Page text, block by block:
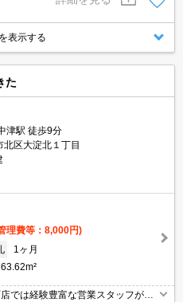
０－８２１－２６０にお気軽にお
表示する
た
津駅 徒歩9分
北区大淀北１丁目
理費等：8,000円)
1ヶ月
63.62m²
では経験豊富な営業スタッフが多